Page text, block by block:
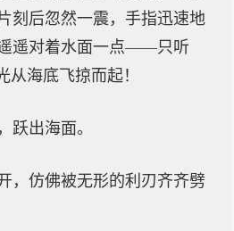
刻后忽然一震，手指迅速地
遥对着水面一点——只听
从海底飞掠而起！
跃出海面。
，仿佛被无形的利刃齐齐劈